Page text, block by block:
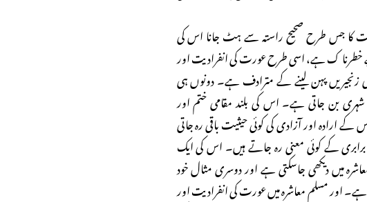
کا جس طرح صحیح راستہ سے ہٹ جانا اس کی
خطرنا ک ہے، اسی طرح عورت کی انفرادیت اور
زنجیریں پہن لینے کے مترادف ہے۔ دونوں ہی
بن جاتی ہے۔ اس کی بلند مقامی ختم اور
ارادہ اور آزادی کی کوئی حیثیت باقی رہ جاتی
کے کوئی معنی رہ جاتے ہیں۔ اس کی ایک
میں دیکھی جاسکتی ہے اور دوسری مثال خود
اور مسلم معاشرہ میں عورت کی انفرادیت اور